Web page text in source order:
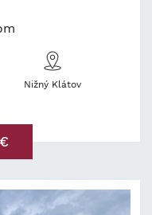
Nižný Klátov